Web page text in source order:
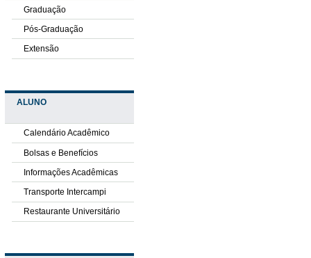
Graduação
Pós-Graduação
Extensão
ALUNO
Calendário Acadêmico
Bolsas e Benefícios
Informações Acadêmicas
Transporte Intercampi
Restaurante Universitário